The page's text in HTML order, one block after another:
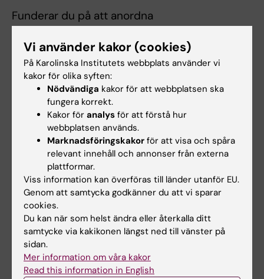
Funderar du på att anordna
komma igång eller har du andra
frågor,kontakta oss gärna.
Länkar
Handbok för uppdragsutbildning
Administration och styrdokument
Marknadsföring av uppdragsutbildning
Hade du nytta av informationen på denna sida?
Yes
No
Vi använder kakor (cookies)
På Karolinska Institutets webbplats använder vi
kakor för olika syften:
Nödvändiga kakor för att webbplatsen ska
fungera korrekt.
Kakor för analys för att förstå hur
webbplatsen används.
Marknadsföringskakor för att visa och spåra
relevant innehåll och annonser från externa
plattformar.
Viss information kan överföras till länder utanför EU.
Genom att samtycka godkänner du att vi sparar
cookies.
Du kan när som helst ändra eller återkalla ditt
samtycke via kakikonen längst ned till vänster på
sidan.
Mer information om våra kakor
Read this information in English